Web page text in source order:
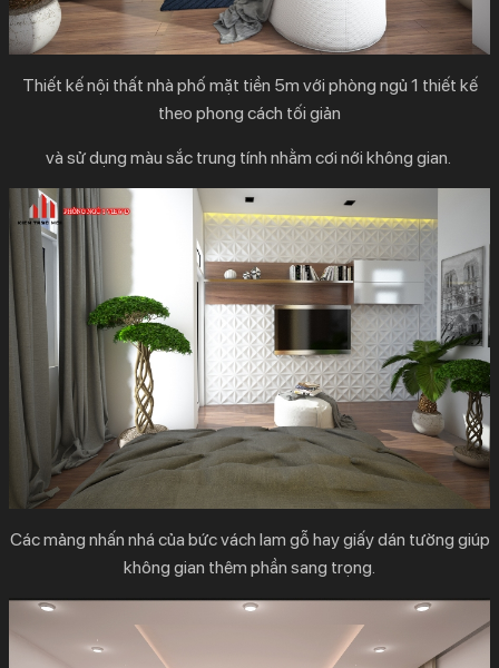
Thiết kế nội thất nhà phố mặt tiền 5m với phòng ngủ 1 thiết kế
theo phong cách tối giản
và sử dụng màu sắc trung tính nhằm cơi nới không gian.
Các mảng nhấn nhá của bức vách lam gỗ hay giấy dán tường giúp
không gian thêm phần sang trọng.